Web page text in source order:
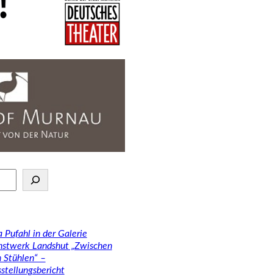
Pufahl in der Galerie
Landshut „Zwischen
Stühlen“ –